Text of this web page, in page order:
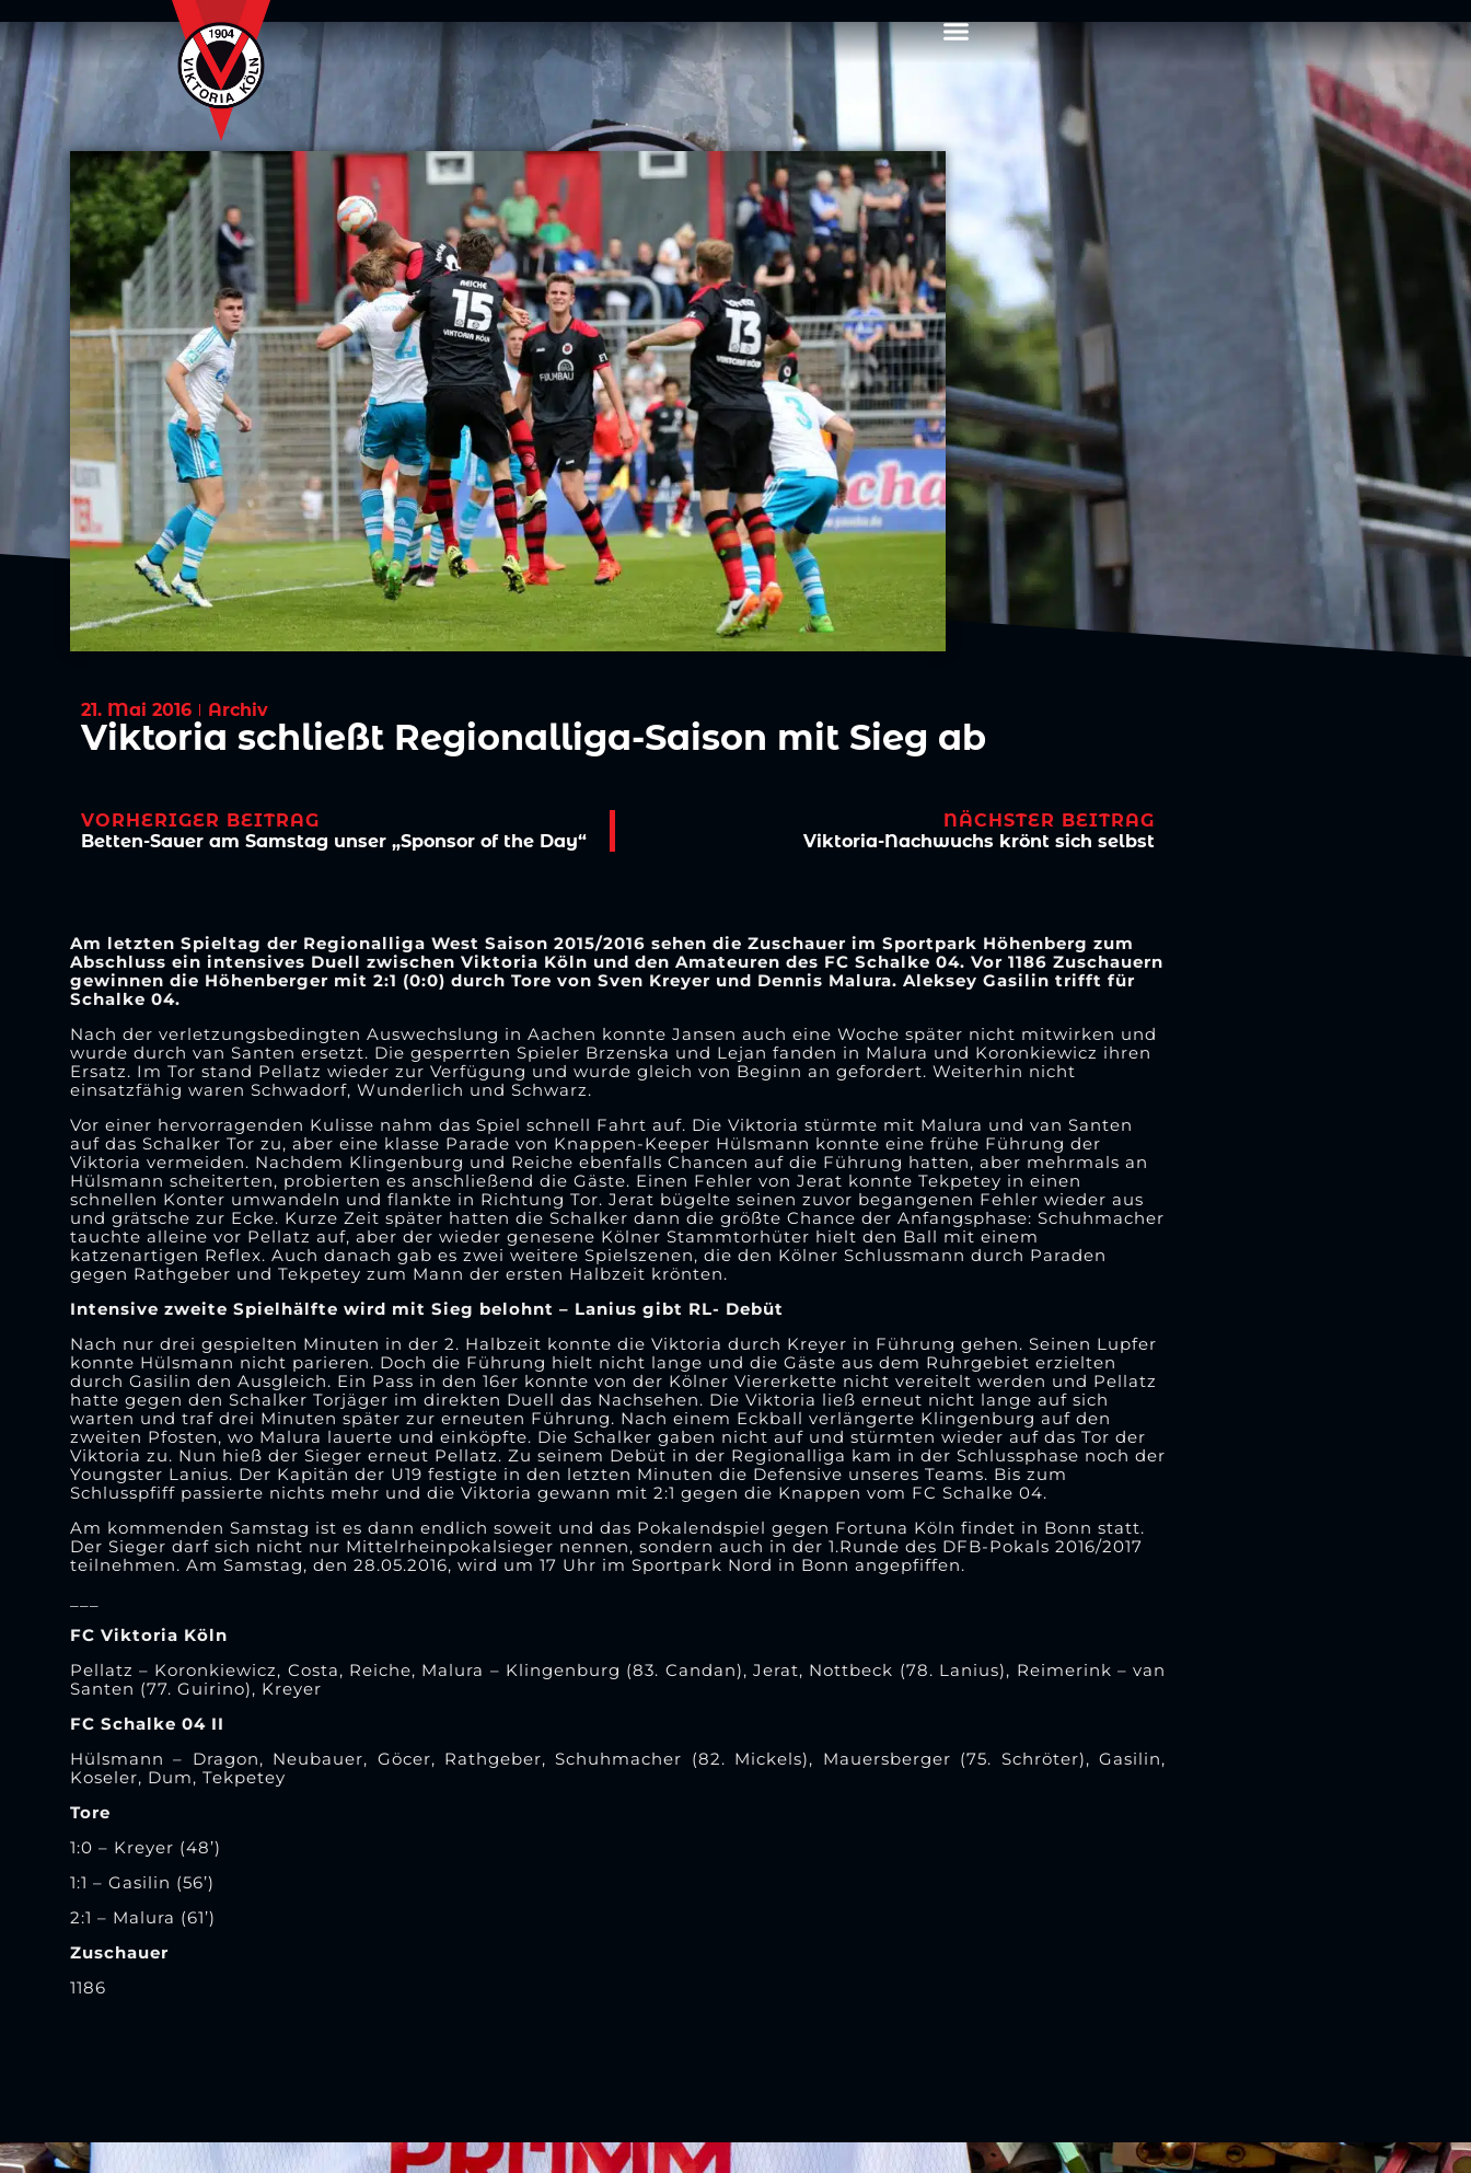
21. Mai 2016 Archiv
Viktoria schließt Regionalliga-Saison mit Sieg ab
VORHERIGER BEITRAG
Betten-Sauer am Samstag unser „Sponsor of the Day“
NÄCHSTER BEITRAG
Viktoria-Nachwuchs krönt sich selbst
Am letzten Spieltag der Regionalliga West Saison 2015/2016 sehen die Zuschauer im Sportpark Höhenberg zum
Abschluss ein intensives Duell zwischen Viktoria Köln und den Amateuren des FC Schalke 04. Vor 1186 Zuschauern
gewinnen die Höhenberger mit 2:1 (0:0) durch Tore von Sven Kreyer und Dennis Malura. Aleksey Gasilin trifft für
Schalke 04.
Nach der verletzungsbedingten Auswechslung in Aachen konnte Jansen auch eine Woche später nicht mitwirken und
wurde durch van Santen ersetzt. Die gesperrten Spieler Brzenska und Lejan fanden in Malura und Koronkiewicz ihren
Ersatz. Im Tor stand Pellatz wieder zur Verfügung und wurde gleich von Beginn an gefordert. Weiterhin nicht
einsatzfähig waren Schwadorf, Wunderlich und Schwarz.
Vor einer hervorragenden Kulisse nahm das Spiel schnell Fahrt auf. Die Viktoria stürmte mit Malura und van Santen
auf das Schalker Tor zu, aber eine klasse Parade von Knappen-Keeper Hülsmann konnte eine frühe Führung der
Viktoria vermeiden. Nachdem Klingenburg und Reiche ebenfalls Chancen auf die Führung hatten, aber mehrmals an
Hülsmann scheiterten, probierten es anschließend die Gäste. Einen Fehler von Jerat konnte Tekpetey in einen
schnellen Konter umwandeln und flankte in Richtung Tor. Jerat bügelte seinen zuvor begangenen Fehler wieder aus
und grätsche zur Ecke. Kurze Zeit später hatten die Schalker dann die größte Chance der Anfangsphase: Schuhmacher
tauchte alleine vor Pellatz auf, aber der wieder genesene Kölner Stammtorhüter hielt den Ball mit einem
katzenartigen Reflex. Auch danach gab es zwei weitere Spielszenen, die den Kölner Schlussmann durch Paraden
gegen Rathgeber und Tekpetey zum Mann der ersten Halbzeit krönten.
Intensive zweite Spielhälfte wird mit Sieg belohnt – Lanius gibt RL- Debüt
Nach nur drei gespielten Minuten in der 2. Halbzeit konnte die Viktoria durch Kreyer in Führung gehen. Seinen Lupfer
konnte Hülsmann nicht parieren. Doch die Führung hielt nicht lange und die Gäste aus dem Ruhrgebiet erzielten
durch Gasilin den Ausgleich. Ein Pass in den 16er konnte von der Kölner Viererkette nicht vereitelt werden und Pellatz
hatte gegen den Schalker Torjäger im direkten Duell das Nachsehen. Die Viktoria ließ erneut nicht lange auf sich
warten und traf drei Minuten später zur erneuten Führung. Nach einem Eckball verlängerte Klingenburg auf den
zweiten Pfosten, wo Malura lauerte und einköpfte. Die Schalker gaben nicht auf und stürmten wieder auf das Tor der
Viktoria zu. Nun hieß der Sieger erneut Pellatz. Zu seinem Debüt in der Regionalliga kam in der Schlussphase noch der
Youngster Lanius. Der Kapitän der U19 festigte in den letzten Minuten die Defensive unseres Teams. Bis zum
Schlusspfiff passierte nichts mehr und die Viktoria gewann mit 2:1 gegen die Knappen vom FC Schalke 04.
Am kommenden Samstag ist es dann endlich soweit und das Pokalendspiel gegen Fortuna Köln findet in Bonn statt.
Der Sieger darf sich nicht nur Mittelrheinpokalsieger nennen, sondern auch in der 1.Runde des DFB-Pokals 2016/2017
teilnehmen. Am Samstag, den 28.05.2016, wird um 17 Uhr im Sportpark Nord in Bonn angepfiffen.
FC Viktoria Köln
Pellatz – Koronkiewicz, Costa, Reiche, Malura – Klingenburg (83. Candan), Jerat, Nottbeck (78. Lanius), Reimerink – van
Santen (77. Guirino), Kreyer
FC Schalke 04 II
Hülsmann – Dragon, Neubauer, Göcer, Rathgeber, Schuhmacher (82. Mickels), Mauersberger (75. Schröter), Gasilin,
Koseler, Dum, Tekpetey
Tore
1:0 – Kreyer (48’)
1:1 – Gasilin (56’)
2:1 – Malura (61’)
Zuschauer
1186